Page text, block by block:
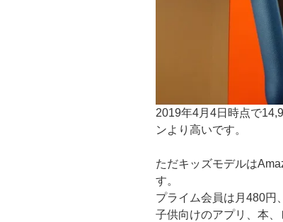
2019年4月4日時点で
ンより高いです。
ただキッズモデルは
す。
プライム会員は月480円
子供向けのアプリ、本、